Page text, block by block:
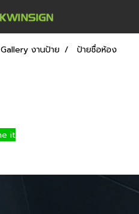
Gallery งานป้าย ป้ายชื่อห้อง